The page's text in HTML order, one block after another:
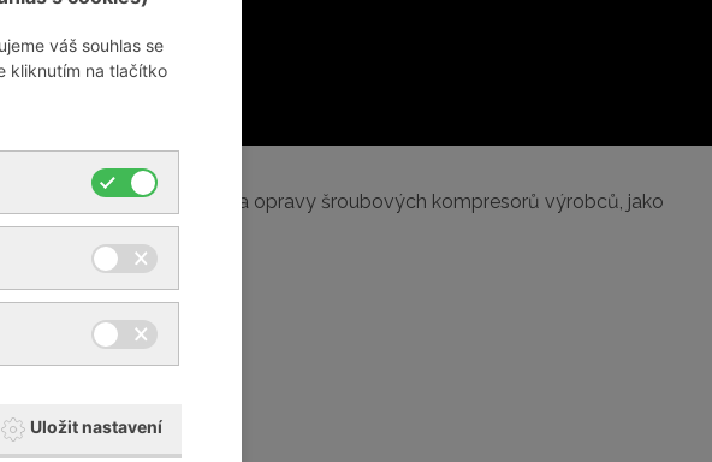
provádět kvalitní servis a opravy šroubových kompresorů výrobců, jako
váš souhlas se
kliknutím na tlačítko
Uložit nastavení